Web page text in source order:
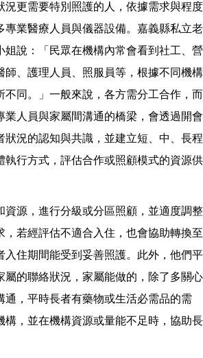
況更需要特別照護的人，依據需求與程度
專業醫療人員與儀器設備。嘉義縣私立老
姐說：「民眾在機構內常會看到社工、營
師、護理人員、照服員等，根據不同機構
不同。」一般來說，各方需分工合作，而
業人員與家屬間溝通的橋梁，會透過開會
狀況的認知與共識，並建立短、中、長程
執行方式，評估合作或照顧模式的資源供
資源，進行分級或分區照顧，並適度調整
，若經評估不適合入住，也會協助轉換至
入住期間能受到妥善照護。此外，他們平
屬的聯絡狀況，家屬能做的，除了多關心
通，平時長者有藥物或生活必需品的需
構，並在機構資源或量能不足時，協助長